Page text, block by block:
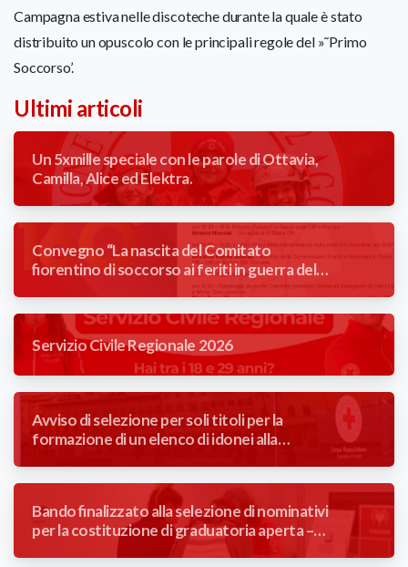
Campagna estiva nelle discoteche durante la quale è stato
distribuito un opuscolo con le principali regole del »˜Primo
Soccorso’.
Ultimi articoli
Un 5xmille speciale con le parole di Ottavia,
Camilla, Alice ed Elektra.
Convegno “La nascita del Comitato
fiorentino di soccorso ai feriti in guerra del
Comune di Firenze” 1866/2026
Servizio Civile Regionale 2026
Avviso di selezione per soli titoli per la
formazione di un elenco di idonei alla
Bando finalizzato alla selezione di nominativi
per la costituzione di graduatoria aperta –
Addetta/o reception poliambulatorio